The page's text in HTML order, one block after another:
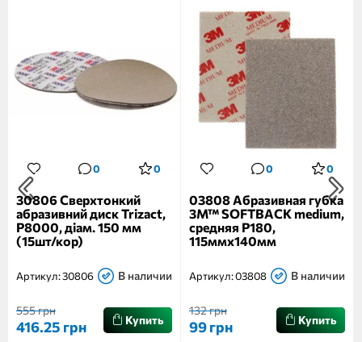
0 0
30806 Сверхтонкий
абразивний диск Trizact,
Р8000, діам. 150 мм
(15шт/кор)
Артикул:30806 В наличии
555 грн
416.25 грн Купить
0 0
03808 Абразивная губка
3M™ SOFTBACK medium,
средняя Р180,
115ммх140мм
Артикул:03808 В наличии
132 грн
99 грн Купить